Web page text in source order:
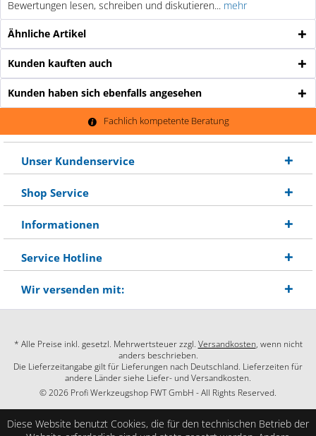
Bewertungen lesen, schreiben und diskutieren... mehr
Ähnliche Artikel
Kunden kauften auch
Kunden haben sich ebenfalls angesehen
Fachlich kompetente Beratung
Unser Kundenservice
Shop Service
Informationen
Service Hotline
Wir versenden mit:
* Alle Preise inkl. gesetzl. Mehrwertsteuer zzgl. Versandkosten, wenn nicht
anders beschrieben.
Die Lieferzeitangabe gilt für Lieferungen nach Deutschland. Lieferzeiten für
andere Länder siehe Liefer- und Versandkosten.
© 2026 Profi Werkzeugshop FWT GmbH - All Rights Reserved.
Diese Website benutzt Cookies, die für den technischen Betrieb der